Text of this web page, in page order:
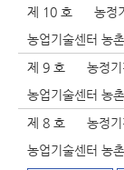
제 10 호
농정
농업기술센터 농
제 9 호
농정
농업기술센터 농
제 8 호
농정
농업기술센터 농